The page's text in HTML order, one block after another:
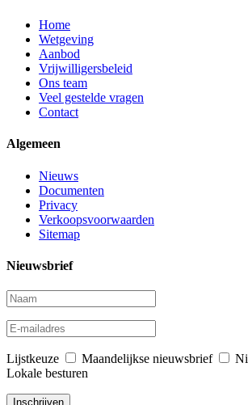
Home
Wetgeving
Aanbod
Vrijwilligersbeleid
Ons team
Veel gestelde vragen
Contact
Algemeen
Nieuws
Documenten
Privacy
Verkoopsvoorwaarden
Sitemap
Nieuwsbrief
Lijstkeuze Maandelijkse nieuwsbrief
Lokale besturen